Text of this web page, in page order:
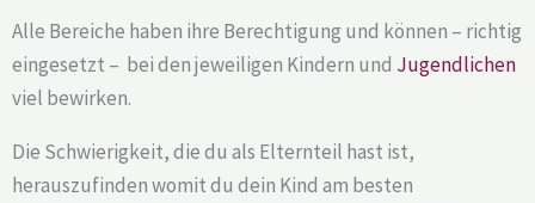
Alle Bereiche haben ihre Berechtigung und können – richtig
eingesetzt – bei den jeweiligen Kindern und Jugendlichen
viel bewirken.
Die Schwierigkeit, die du als Elternteil hast ist,
herauszufinden womit du dein Kind am besten